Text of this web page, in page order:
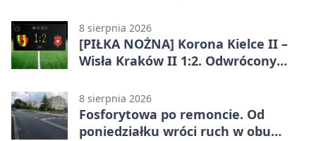
8 sierpnia 2026
[PIŁKA NOŻNA] Korona Kielce II –
Wisła Kraków II 1:2. Odwrócony
(Grupa IV)
8 sierpnia 2026
Fosforytowa po remoncie. Od
poniedziałku wróci ruch w obu